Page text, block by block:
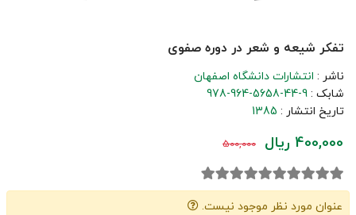
تفکر شیعه و شعر در دوره صفوی
ناشر : انتشارات دانشگاه اصفهان
شابک : 978-964-5658-44-9
تاریخ انتشار : 1385
400,000 ریال 500,000
عنوان مورد نظر موجود نیست.